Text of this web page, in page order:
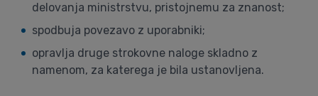
delovanja ministrstvu, pristojnemu za znanost;
spodbuja povezavo z uporabniki;
opravlja druge strokovne naloge skladno z
namenom, za katerega je bila ustanovljena.